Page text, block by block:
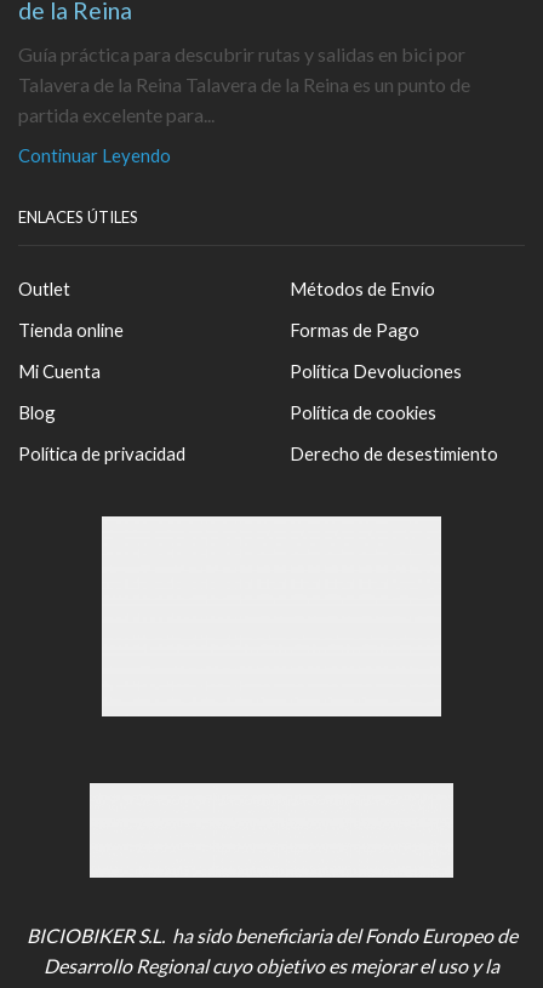
de la Reina
Guía práctica para descubrir rutas y salidas en bici por
Talavera de la Reina Talavera de la Reina es un punto de
partida excelente para...
Continuar Leyendo
ENLACES ÚTILES
Outlet
Tienda online
Mi Cuenta
Blog
Política de privacidad
Métodos de Envío
Formas de Pago
Política Devoluciones
Política de cookies
Derecho de desestimiento
BICIOBIKER S.L. ha sido beneficiaria del Fondo Europeo de
Desarrollo Regional cuyo objetivo es mejorar el uso y la